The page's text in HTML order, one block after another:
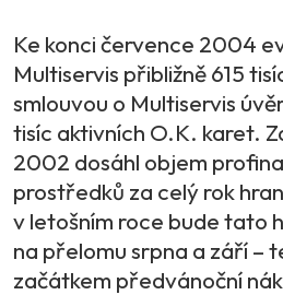
Ke konci července 2004
Multiservis přibližně 615
smlouvou o Multiservis
tisíc aktivních O.K. karet.
2002 dosáhl objem
prostředků za celý rok
v letošním roce bude tato
na přelomu srpna a září –
začátkem předvánoční